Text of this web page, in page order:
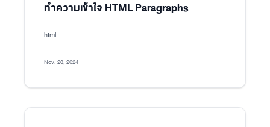
ทำความเข้าใจ HTML Paragraphs
html
Nov. 23, 2024